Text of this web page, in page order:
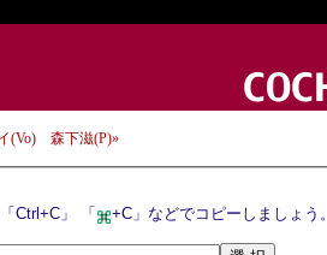
(Vo) 森下滋(P)»
選択ボタンを押すとトラックバックURLが選択されるので，マウスの右クリックメニューや「Ctrl+C」 「 +C」などでコピーしましょう。